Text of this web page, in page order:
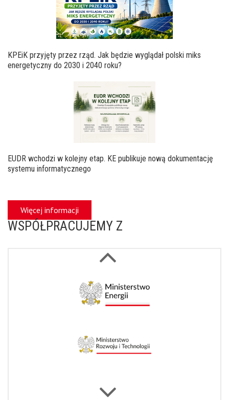
KPEiK przyjęty przez rząd. Jak będzie wyglądał polski miks
energetyczny do 2030 i 2040 roku?
EUDR wchodzi w kolejny etap. KE publikuje nową dokumentację
systemu informatycznego
Więcej informacji
WSPÓŁPRACUJEMY Z